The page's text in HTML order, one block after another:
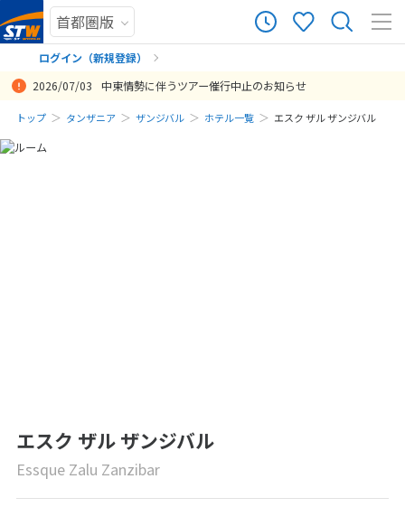
ログイン（新規登録）
まだ履歴がありません
2026/07/03 中東情勢に伴うツアー催行中止のお知らせ
トップ タンザニア ザンジバル ホテル一覧 エスク ザル ザンジバル
エスク ザル ザンジバル
Essque Zalu Zanzibar